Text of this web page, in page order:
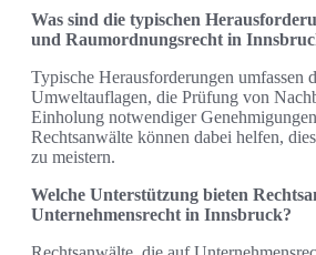
Was sind die typischen
und Raumordnungsrecht in
Typische Herausforderungen umfassen
Umweltauflagen, die Prüfung von
Einholung notwendiger
Rechtsanwälte können dabei helfen,
zu meistern.
Welche Unterstützung bieten
Unternehmensrecht in Innsbruck?